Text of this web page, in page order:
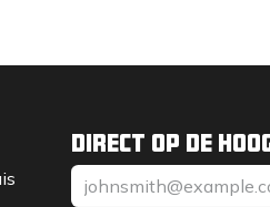
Direct op de